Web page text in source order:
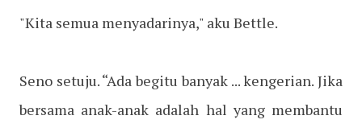
"Kita semua menyadarinya," aku Bettle.
Seno setuju. “Ada begitu banyak ... kengerian. Jika
bersama anak-anak adalah hal yang membantu